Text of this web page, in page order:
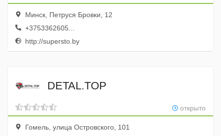
Минск, Петруся Бровки, 12
+3753362605...
http://supersto.by
DETAL.TOP
открыто
Гомель, улица Островского, 101